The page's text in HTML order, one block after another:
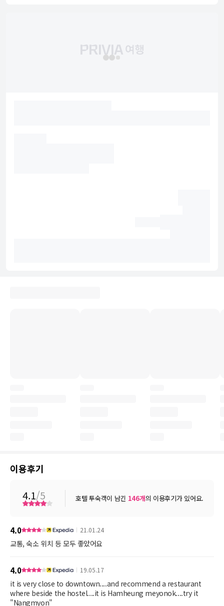
이용후기
4.1/5 호텔 투숙객이 남긴 146개의 이용후기가 있어요.
4.0 21.01.24
교통, 숙소 위치 등 모두 좋았어요
4.0 19.05.17
it is very close to downtown....and recommend a restaurant
where beside the hostel....it is Hamheung meyonok....try it
"Nangmyon"